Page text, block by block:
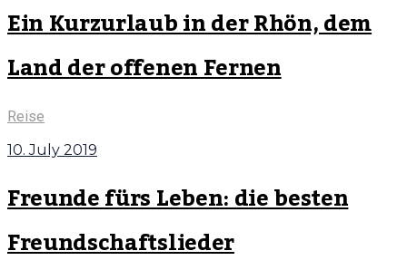
Ein Kurzurlaub in der Rhön, dem
Land der offenen Fernen
Reise
10. July 2019
Freunde fürs Leben: die besten
Freundschaftslieder